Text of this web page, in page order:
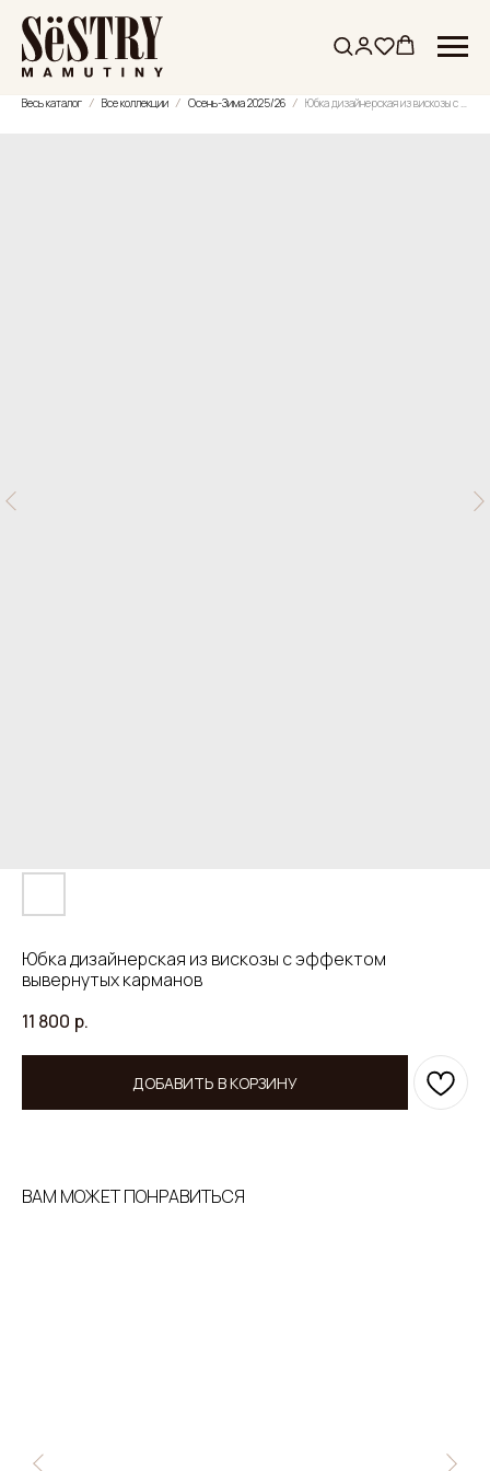
Весь каталог Все коллекции Осень-Зима 2025/26
Юбка дизайнерская из вискозы с эффектом
вывернутых карманов
11 800 р.
ДОБАВИТЬ В КОРЗИНУ
ВАМ МОЖЕТ ПОНРАВИТЬСЯ